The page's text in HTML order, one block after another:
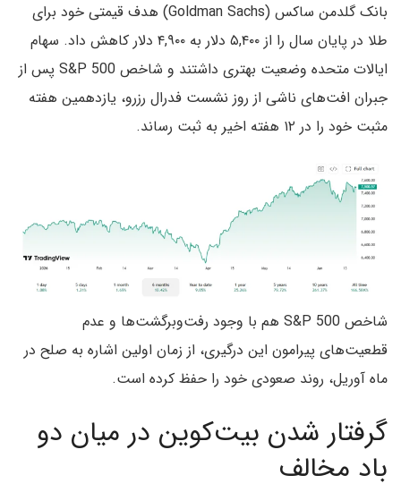
بانک گلدمن ساکس (Goldman Sachs) هدف قیمتی خود برای
طلا در پایان سال را از ۵,۴۰۰ دلار به ۴,۹۰۰ دلار کاهش داد. سهام
ایالات متحده وضعیت بهتری داشتند و شاخص S&P 500 پس از
جبران افت‌های ناشی از روز نشست فدرال رزرو، یازدهمین هفته
مثبت خود را در ۱۲ هفته اخیر به ثبت رساند.
شاخص S&P 500 هم با وجود رفت‌وبرگشت‌ها و عدم
قطعیت‌های پیرامون این درگیری، از زمان اولین اشاره به صلح در
ماه آوریل، روند صعودی خود را حفظ کرده است.
گرفتار شدن بیت‌کوین در میان دو
باد مخالف